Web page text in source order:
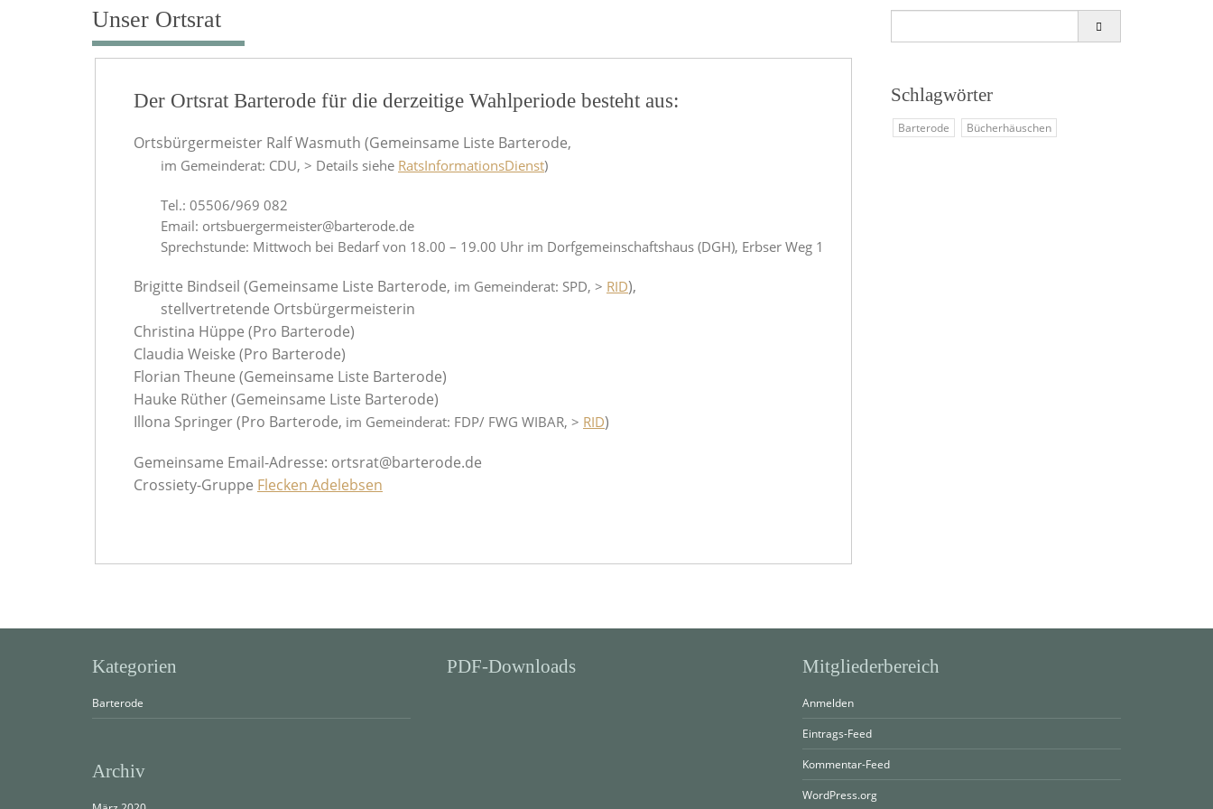
Unser Ortsrat
Der Ortsrat Barterode für die derzeitige Wahlperiode besteht aus:
Ortsbürgermeister Ralf Wasmuth (Gemeinsame Liste Barterode,
im Gemeinderat: CDU, > Details siehe RatsInformationsDienst)
Tel.: 05506/969 082
Email: ortsbuergermeister@barterode.de
Sprechstunde: Mittwoch bei Bedarf von 18.00 – 19.00 Uhr im Dorfgemeinschaftshaus (DGH), Erbser Weg 1
Brigitte Bindseil (Gemeinsame Liste Barterode, im Gemeinderat: SPD, > RID),
stellvertretende Ortsbürgermeisterin
Christina Hüppe (Pro Barterode)
Claudia Weiske (Pro Barterode)
Florian Theune (Gemeinsame Liste Barterode)
Hauke Rüther (Gemeinsame Liste Barterode)
Illona Springer (Pro Barterode, im Gemeinderat: FDP/ FWG WIBAR, > RID)
Gemeinsame Email-Adresse: ortsrat@barterode.de
Crossiety-Gruppe Flecken Adelebsen
Schlagwörter
Barterode Bücherhäuschen
Kategorien
Barterode
Archiv
PDF-Downloads Mitgliederbereich
Anmelden
Eintrags-Feed
Kommentar-Feed
WordPress.org